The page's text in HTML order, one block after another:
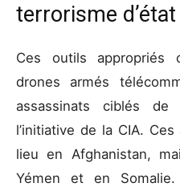
terrorisme d’état
Ces outils appropriés
drones armés
assassinats ciblés
l’initiative de la CIA.
lieu en Afghanistan,
Yémen et en